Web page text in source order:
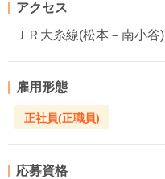
アクセス
ＪＲ大糸線(松本－南小谷)
雇用形態
正社員(正職員)
応募資格